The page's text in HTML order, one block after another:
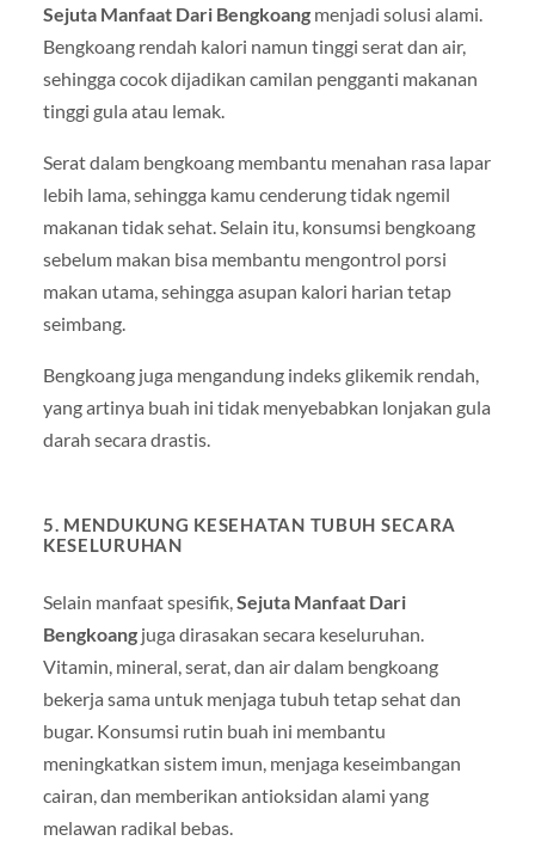
Sejuta Manfaat Dari Bengkoangmenjadi solusi alami.
Bengkoang rendah kalori namun tinggi serat dan air,
sehingga cocok dijadikan camilan pengganti makanan
tinggi gula atau lemak.
Serat dalam bengkoang membantu menahan rasa lapar
lebih lama, sehingga kamu cenderung tidak ngemil
makanan tidak sehat. Selain itu, konsumsi bengkoang
sebelum makan bisa membantu mengontrol porsi
makan utama, sehingga asupan kalori harian tetap
seimbang.
Bengkoang juga mengandung indeks glikemik rendah,
yang artinya buah ini tidak menyebabkan lonjakan gula
darah secara drastis.
5. MENDUKUNG KESEHATAN TUBUH SECARA
KESELURUHAN
Selain manfaat spesifik, Sejuta Manfaat Dari
Bengkoangjuga dirasakan secara keseluruhan.
Vitamin, mineral, serat, dan air dalam bengkoang
bekerja sama untuk menjaga tubuh tetap sehat dan
bugar. Konsumsi rutin buah ini membantu
meningkatkan sistem imun, menjaga keseimbangan
cairan, dan memberikan antioksidan alami yang
melawan radikal bebas.